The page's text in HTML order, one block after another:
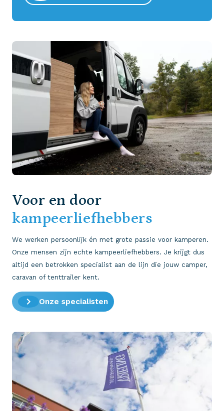
Voor en door
kampeerliefhebbers
We werken persoonlijk én met grote passie voor kamperen.
Onze mensen zijn echte kampeerliefhebbers. Je krijgt dus
altijd een betrokken specialist aan de lijn die jouw camper,
caravan of tenttrailer kent.
Onze specialisten